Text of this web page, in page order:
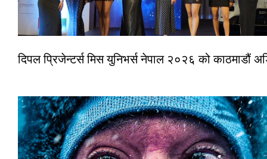
दिपल प्रिजेन्टर्स मिस युनिभर्स नेपाल २०२६ को काठमाडौं